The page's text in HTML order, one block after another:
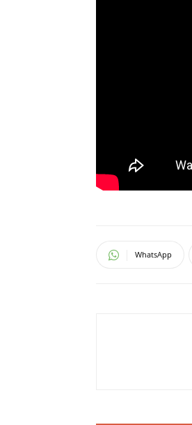
WhatsApp